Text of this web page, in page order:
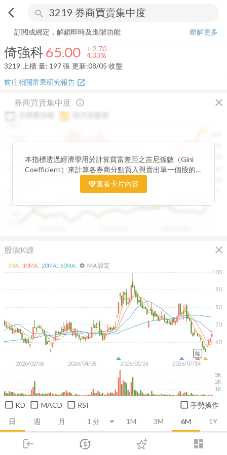
arrow_back_ios search
login dashboard
市場 登入
倚強科 65.00 + 4.33%
訂閱或綁定，解鎖即時及進階功能
瞭解更多
倚強科65.00 + 2.70
4.33%
3219
上櫃 量: 197張 更新:08/05 收盤
前往相關富果研究報告 open_in_new
券商買賣集中度 close
info_outline
1300
0.85
本指標透過經濟學用於計算貧富差距之吉尼係數（Gini
Coefficient）來計算各券商分點買入與賣出單一個股的
集中程度。可做為籌碼面分析的一個重要參考。
查看卡片內容
股價K線 close
日 週 月 1M 3M 6M 1Y
2026/02/06 2026/04/08 2026/05/26 2026/07/14
60
70
80
90
100
1K
2K
3K
5MA: 10MA: 20MA: 60MA: settings MA 設定
除
KD MACD RSI 手勢操作
推薦卡片 技術面 消息面 財務報